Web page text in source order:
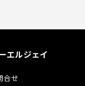
エルジェイ
合せ